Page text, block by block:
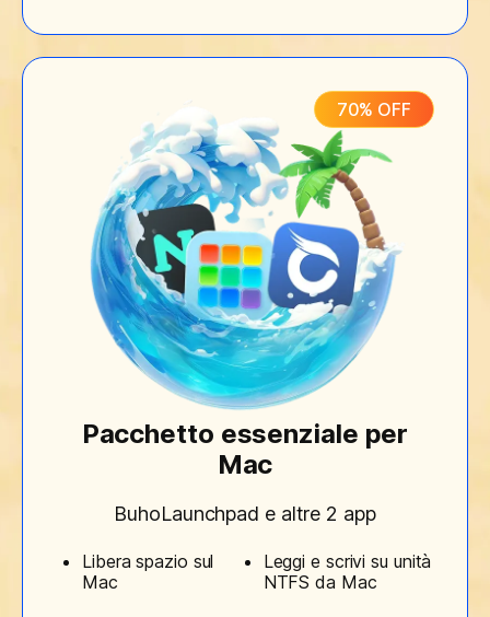
70% OFF
Pacchetto essenziale per
Mac
BuhoLaunchpad e altre 2 app
Libera spazio sul
Mac
Leggi e scrivi su unità
NTFS da Mac